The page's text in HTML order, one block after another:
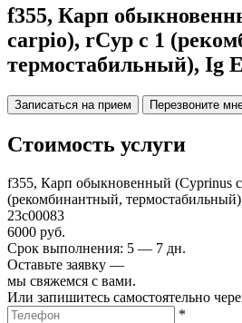
f355, Карп
carpio), rCyp c 1
термостабильный), Ig
Записаться на прием Перезвоните
Стоимость услуги
f355, Карп обыкновенный (Cyprinus
(рекомбинантный,
23c00083
6000 руб.
Срок выполнения: 5 — 7 дн.
Оставьте заявку —
мы свяжемся с вами.
Или запишитесь самостоятельно
*